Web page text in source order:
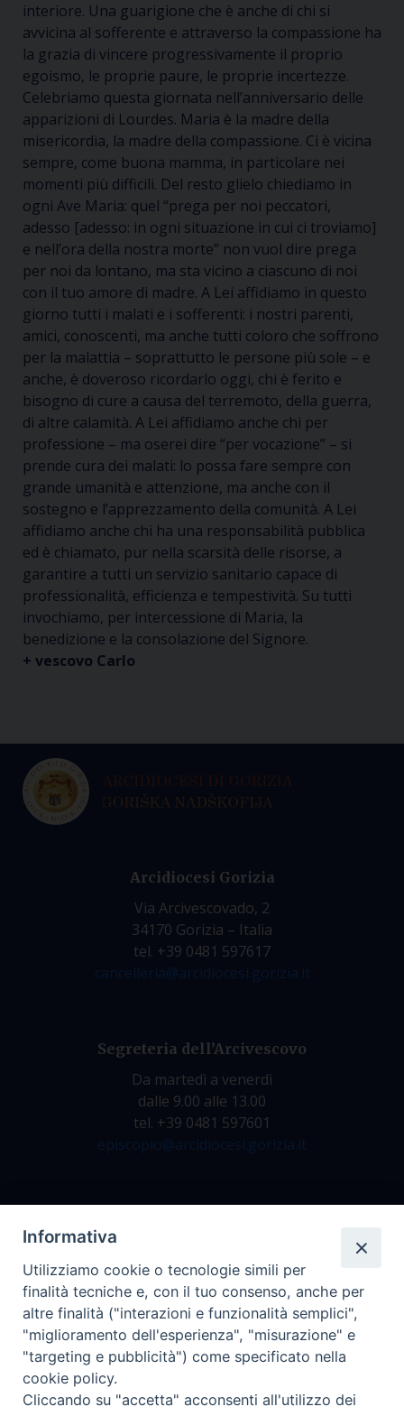
interiore. Una guarigione che è anche di chi si
avvicina al sofferente e attraverso la compassione ha
la grazia di vincere progressivamente il proprio
egoismo, le proprie paure, le proprie incertezze.
Celebriamo questa giornata nell’anniversario delle
apparizioni di Lourdes. Maria è la madre della
misericordia, la madre della compassione. Ci è vicina
sempre, come buona mamma, in particolare nei
momenti più difficili. Del resto glielo chiediamo in
ogni Ave Maria: quel “prega per noi peccatori,
adesso [adesso: in ogni situazione in cui ci troviamo]
e nell’ora della nostra morte” non vuol dire prega
per noi da lontano, ma sta vicino a ciascuno di noi
con il tuo amore di madre. A Lei affidiamo in questo
giorno tutti i malati e i sofferenti: i nostri parenti,
amici, conoscenti, ma anche tutti coloro che soffrono
per la malattia – soprattutto le persone più sole – e
anche, è doveroso ricordarlo oggi, chi è ferito e
bisogno di cure a causa del terremoto, della guerra,
di altre calamità. A Lei affidiamo anche chi per
professione – ma oserei dire “per vocazione” – si
prende cura dei malati: lo possa fare sempre con
grande umanità e attenzione, ma anche con il
sostegno e l’apprezzamento della comunità. A Lei
affidiamo anche chi ha una responsabilità pubblica
ed è chiamato, pur nella scarsità delle risorse, a
garantire a tutti un servizio sanitario capace di
professionalità, efficienza e tempestività. Su tutti
invochiamo, per intercessione di Maria, la
benedizione e la consolazione del Signore.
+ vescovo Carlo
Arcidiocesi Gorizia
Via Arcivescovado, 2
34170 Gorizia – Italia
tel. +39 0481 597617
cancelleria@arcidiocesi.gorizia.it
Segreteria dell’Arcivescovo
Da martedì a venerdì
dalle 9.00 alle 13.00
tel. +39 0481 597601
episcopio@arcidiocesi.gorizia.it
dalle 9.00 alle 12.30
tel. +39 0481 597628
archivio@arcidiocesi.gorizia.it
Ufficio Comunicazioni Sociali
Informativa
Utilizziamo cookie o tecnologie simili per
finalità tecniche e, con il tuo consenso, anche per
altre finalità ("interazioni e funzionalità semplici",
"miglioramento dell'esperienza", "misurazione" e
"targeting e pubblicità") come specificato nella
cookie policy.
Cliccando su "accetta" acconsenti all'utilizzo dei